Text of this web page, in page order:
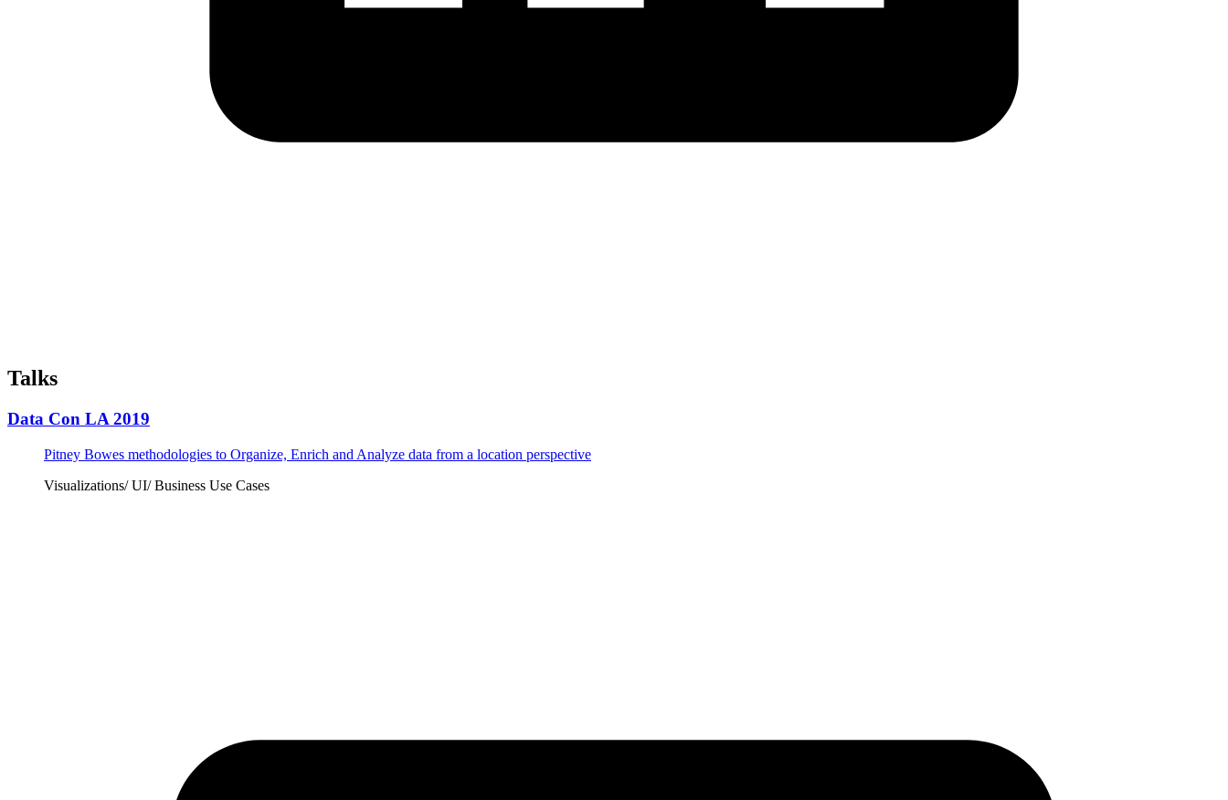
Talks
Data Con LA 2019
Pitney Bowes methodologies to Organize, Enrich and Analyze data from a location perspective
Visualizations/ UI/ Business Use Cases